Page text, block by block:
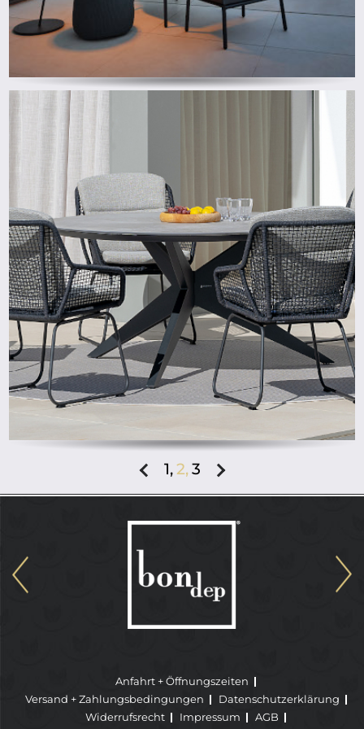
1,2,3
Anfahrt + Öffnungszeiten
Versand + Zahlungsbedingungen
Datenschutzerklärung
Widerrufsrecht
Impressum
AGB